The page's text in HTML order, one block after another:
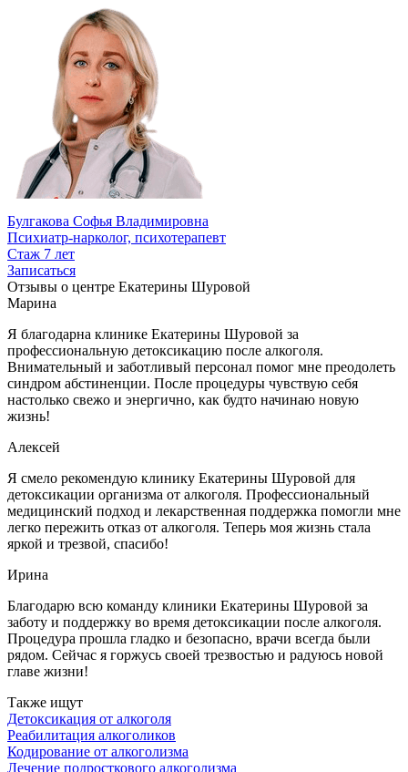
Булгакова Софья Владимировна
Психиатр-нарколог, психотерапевт
Стаж 7 лет
Записаться
Отзывы о центре Екатерины Шуровой
Марина
Я благодарна клинике Екатерины Шуровой за
профессиональную детоксикацию после алкоголя.
Внимательный и заботливый персонал помог мне преодолеть
синдром абстиненции. После процедуры чувствую себя
настолько свежо и энергично, как будто начинаю новую
жизнь!
Алексей
Я смело рекомендую клинику Екатерины Шуровой для
детоксикации организма от алкоголя. Профессиональный
медицинский подход и лекарственная поддержка помогли мне
легко пережить отказ от алкоголя. Теперь моя жизнь стала
яркой и трезвой, спасибо!
Ирина
Благодарю всю команду клиники Екатерины Шуровой за
заботу и поддержку во время детоксикации после алкоголя.
Процедура прошла гладко и безопасно, врачи всегда были
рядом. Сейчас я горжусь своей трезвостью и радуюсь новой
главе жизни!
Также ищут
Детоксикация от алкоголя
Реабилитация алкоголиков
Кодирование от алкоголизма
Лечение подросткового алкоголизма